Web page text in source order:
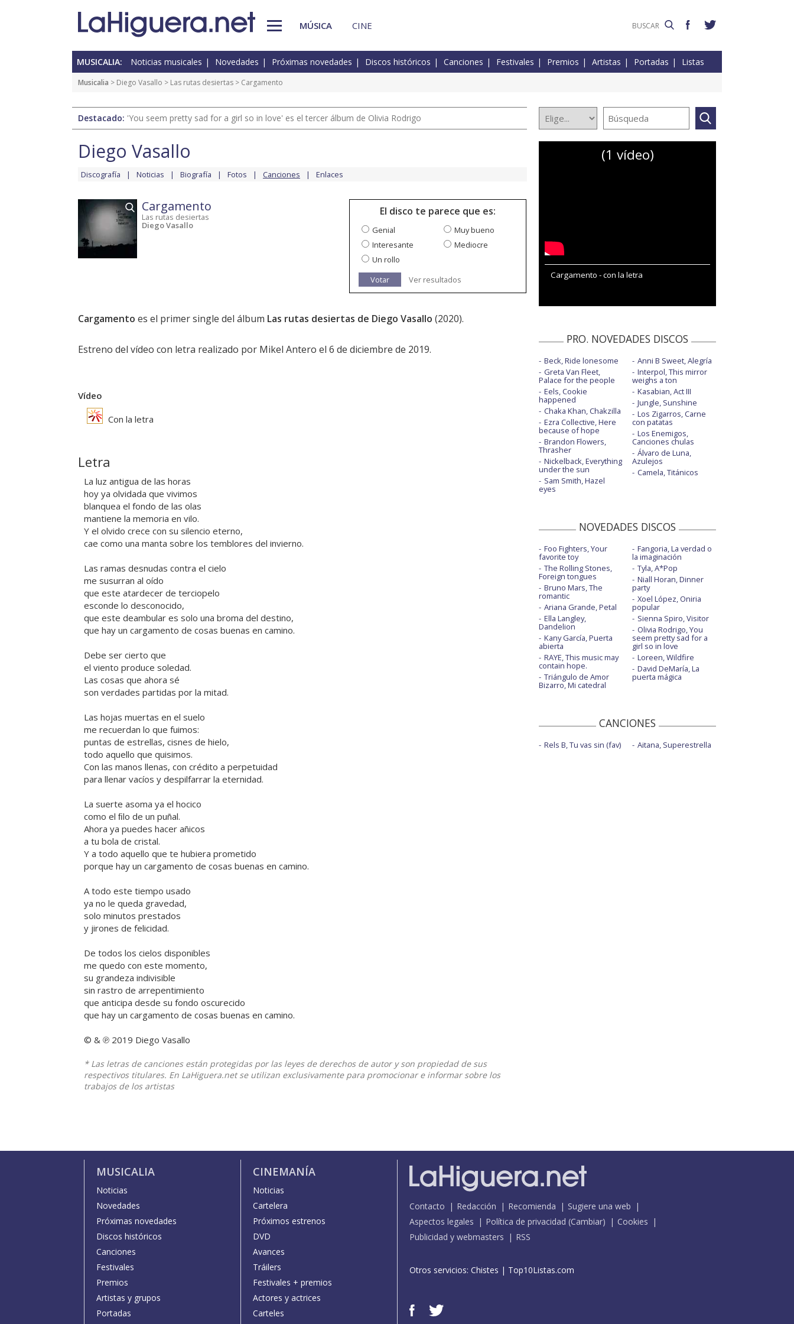
MÚSICA CINE
MUSICALIA: Noticias musicales Novedades Próximas novedades Discos históricos Canciones Festivales Premios Artistas Portadas Listas
Musicalia > Diego Vasallo > Las rutas desiertas > Cargamento
Destacado: 'You seem pretty sad for a girl so in love' es el tercer álbum de Olivia Rodrigo
Diego Vasallo
Discografía Noticias Biografía Fotos Canciones Enlaces
Cargamento
Las rutas desiertas
Diego Vasallo
El disco te parece que es:
Genial
Muy bueno
Interesante
Mediocre
Un rollo
Votar
Ver resultados
Cargamento es el primer single del álbum Las rutas desiertas de Diego Vasallo (2020).
Estreno del vídeo con letra realizado por Mikel Antero el 6 de diciembre de 2019.
Vídeo
Con la letra
Letra
La luz antigua de las horas
hoy ya olvidada que vivimos
blanquea el fondo de las olas
mantiene la memoria en vilo.
Y el olvido crece con su silencio eterno,
cae como una manta sobre los temblores del invierno.
Las ramas desnudas contra el cielo
me susurran al oído
que este atardecer de terciopelo
esconde lo desconocido,
que este deambular es solo una broma del destino,
que hay un cargamento de cosas buenas en camino.
Debe ser cierto que
el viento produce soledad.
Las cosas que ahora sé
son verdades partidas por la mitad.
Las hojas muertas en el suelo
me recuerdan lo que fuimos:
puntas de estrellas, cisnes de hielo,
todo aquello que quisimos.
Con las manos llenas, con crédito a perpetuidad
para llenar vacíos y despilfarrar la eternidad.
La suerte asoma ya el hocico
como el ﬁlo de un puñal.
Ahora ya puedes hacer añicos
a tu bola de cristal.
Y a todo aquello que te hubiera prometido
porque hay un cargamento de cosas buenas en camino.
A todo este tiempo usado
ya no le queda gravedad,
solo minutos prestados
y jirones de felicidad.
De todos los cielos disponibles
me quedo con este momento,
su grandeza indivisible
sin rastro de arrepentimiento
que anticipa desde su fondo oscurecido
que hay un cargamento de cosas buenas en camino.
© & ℗ 2019 Diego Vasallo
* Las letras de canciones están protegidas por las leyes de derechos de autor y son propiedad de sus
respectivos titulares. En LaHiguera.net se utilizan exclusivamente para promocionar e informar sobre los
trabajos de los artistas
(1 vídeo)
Cargamento - con la letra
PRO. NOVEDADES DISCOS
Beck, Ride lonesome
Greta Van Fleet,
Palace for the people
Eels, Cookie
happened
Chaka Khan, Chakzilla
Ezra Collective, Here
because of hope
Brandon Flowers,
Thrasher
Nickelback, Everything
under the sun
Sam Smith, Hazel
eyes
Anni B Sweet, Alegría
Interpol, This mirror
weighs a ton
Kasabian, Act III
Jungle, Sunshine
Los Zigarros, Carne
con patatas
Los Enemigos,
Canciones chulas
Álvaro de Luna,
Azulejos
Camela, Titánicos
NOVEDADES DISCOS
Foo Fighters, Your
favorite toy
The Rolling Stones,
Foreign tongues
Bruno Mars, The
romantic
Ariana Grande, Petal
Ella Langley,
Dandelion
Kany García, Puerta
abierta
RAYE, This music may
contain hope.
Triángulo de Amor
Bizarro, Mi catedral
Fangoria, La verdad o
la imaginación
Tyla, A*Pop
Niall Horan, Dinner
party
Xoel López, Oniria
popular
Sienna Spiro, Visitor
Olivia Rodrigo, You
seem pretty sad for a
girl so in love
Loreen, Wildfire
David DeMaría, La
puerta mágica
CANCIONES
Rels B, Tu vas sin (fav) Aitana, Superestrella
MUSICALIA
Noticias
Novedades
Próximas novedades
Discos históricos
Canciones
Festivales
Premios
Artistas y grupos
Portadas
CINEMANÍA
Noticias
Cartelera
Próximos estrenos
DVD
Avances
Tráilers
Festivales + premios
Actores y actrices
Carteles
Contacto Redacción Recomienda
Sugiere una web
Aspectos legales
Política de privacidad (Cambiar)
Cookies
Publicidad y webmasters
RSS
Otros servicios: Chistes | Top10Listas.com